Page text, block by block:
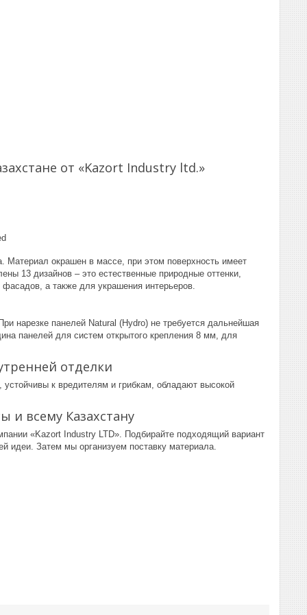
от «Kazort Industry ltd.»
Материал окрашен в массе, при этом поверхность имеет
13 дизайнов – это естественные природные оттенки,
а также для украшения интерьеров.
нарезке панелей Natural (Hydro) не требуется дальнейшая
панелей для систем открытого крепления 8 мм, для
отделки
к вредителям и грибкам, обладают высокой
и всему Казахстану
«Kazort Industry LTD». Подбирайте подходящий вариант
идеи. Затем мы организуем поставку материала.